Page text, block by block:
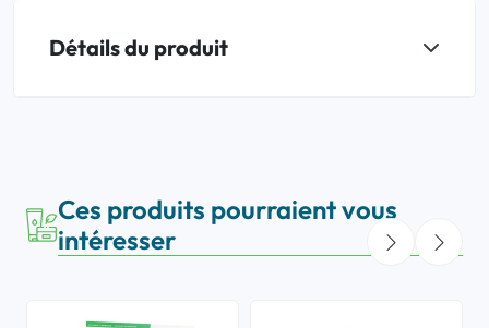
Détails du produit
Ces produits pourraient vous
intéresser